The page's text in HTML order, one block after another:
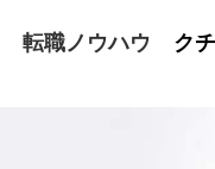
転職ノウハウ ク